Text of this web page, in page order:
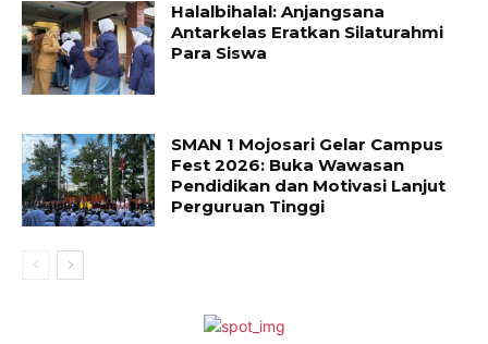
Halalbihalal: Anjangsana
Antarkelas Eratkan Silaturahmi
Para Siswa
SMAN 1 Mojosari Gelar Campus
Fest 2026: Buka Wawasan
Pendidikan dan Motivasi Lanjut
Perguruan Tinggi